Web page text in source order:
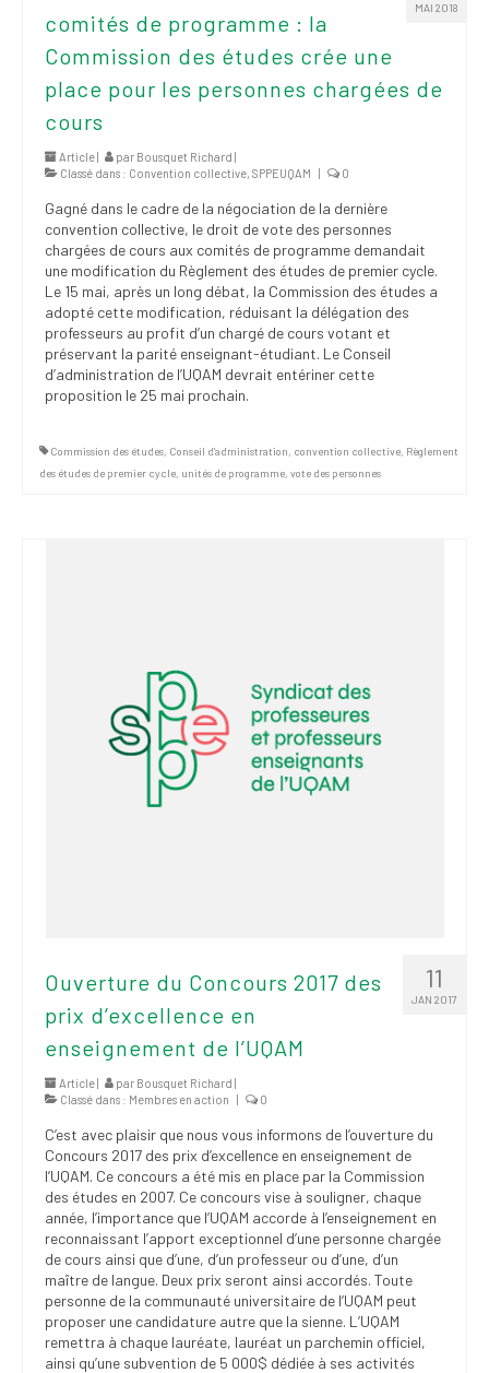
MAI 2018
comités de programme : la
Commission des études crée une
place pour les personnes chargées de
cours
Article | par Bousquet Richard |
Classé dans : Convention collective, SPPEUQAM | 0
Gagné dans le cadre de la négociation de la dernière
convention collective, le droit de vote des personnes
chargées de cours aux comités de programme demandait
une modification du Règlement des études de premier cycle.
Le 15 mai, après un long débat, la Commission des études a
adopté cette modification, réduisant la délégation des
professeurs au profit d’un chargé de cours votant et
préservant la parité enseignant-étudiant. Le Conseil
d’administration de l’UQAM devrait entériner cette
proposition le 25 mai prochain.
Commission des études, Conseil d'administration, convention collective, Règlement
des études de premier cycle, unités de programme, vote des personnes
11
JAN 2017
Ouverture du Concours 2017 des
prix d’excellence en
enseignement de l’UQAM
Article | par Bousquet Richard |
Classé dans : Membres en action | 0
C’est avec plaisir que nous vous informons de l’ouverture du
Concours 2017 des prix d’excellence en enseignement de
l’UQAM. Ce concours a été mis en place par la Commission
des études en 2007. Ce concours vise à souligner, chaque
année, l’importance que l’UQAM accorde à l’enseignement en
reconnaissant l’apport exceptionnel d’une personne chargée
de cours ainsi que d’une, d’un professeur ou d’une, d’un
maître de langue. Deux prix seront ainsi accordés. Toute
personne de la communauté universitaire de l’UQAM peut
proposer une candidature autre que la sienne. L’UQAM
remettra à chaque lauréate, lauréat un parchemin officiel,
ainsi qu’une subvention de 5 000$ dédiée à ses activités